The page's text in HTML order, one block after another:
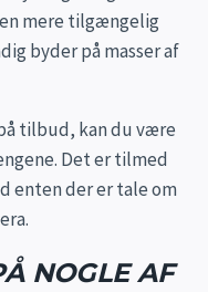
mere tilgængelig
byder på masser af
tilbud, kan du være
Det er tilmed
enten der er tale om
NOGLE AF